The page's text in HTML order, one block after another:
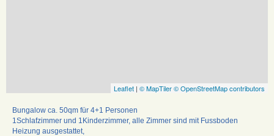
Leaflet | © MapTiler© OpenStreetMap contributors
Bungalow ca. 50qm für 4+1 Personen
1Schlafzimmer und 1Kinderzimmer, alle Zimmer sind mit Fussboden
Heizung ausgestattet,